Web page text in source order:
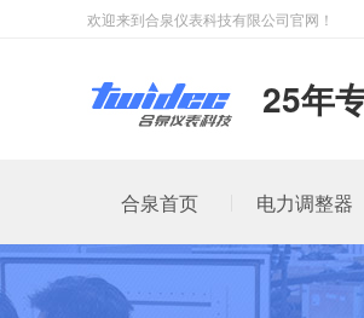
欢迎来到合泉仪表科技有限公司官网！
25年
合泉首页 电力调整器